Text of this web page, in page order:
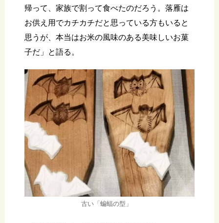
帰って、家族で割って食べたのだろう。落雁は
お供え用でカチカチだと思っている方もいると
思うが、本当はお米の風味のある美味しいお菓
子だ」と語る。
古い「蝙蝠の型」